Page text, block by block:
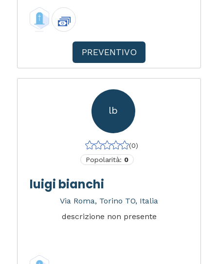
PREVENTIVO
lb
(0)
Popolarità: 0
luigi bianchi
Via Roma, Torino TO, Italia
descrizione non presente